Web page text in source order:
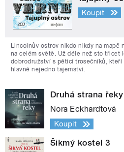
Koupit
Lincolnův ostrov nikdo nikdy na mapě
na celém světě. Už déle než sto třicet
dobrodružství s pěticí trosečníků, kteří
hlavně nejedno tajemství.
Druhá strana řeky
Nora Eckhardtová
Koupit
Šikmý kostel 3